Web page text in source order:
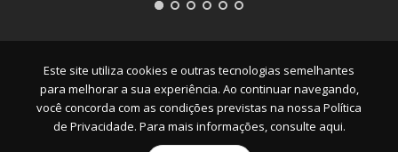
Este site utiliza cookies e outras tecnologias semelhantes
para melhorar a sua experiência. Ao continuar navegando,
você concorda com as condições previstas na nossa Política
de Privacidade. Para mais informações, consulte aqui.
Empresa|Serviços|Pontos|Contato